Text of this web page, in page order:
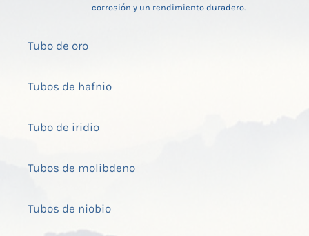
corrosión y un rendimiento duradero.
Tubo de oro
Tubos de hafnio
Tubo de iridio
Tubos de molibdeno
Tubos de niobio